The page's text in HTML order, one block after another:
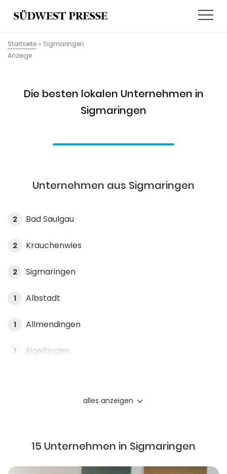
Startseite » Sigmaringen
Anzeige
Die besten lokalen Unternehmen in
Sigmaringen
Unternehmen aus Sigmaringen
2 Bad Saulgau
2 Krauchenwies
2 Sigmaringen
1 Albstadt
1 Allmendingen
1 Eigeltingen
alles anzeigen
15 Unternehmen in Sigmaringen